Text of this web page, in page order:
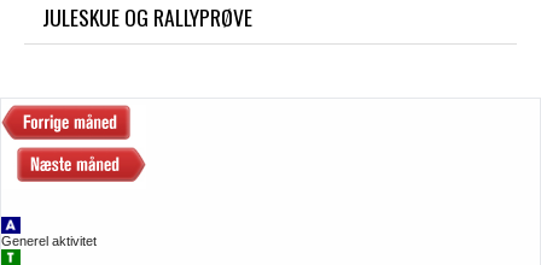
JULESKUE OG RALLYPRØVE
Generel aktivitet